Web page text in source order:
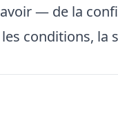
— de la
conditions, la